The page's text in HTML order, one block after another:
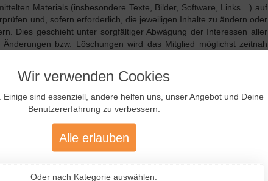
Materials (insbesondere Texte, Bilder, Software, Links…) auf
und, sofern erforderlich, die jeweiligen Inhalte zu ändern oder
Dies geschieht unter sorgfältiger Abwägung der Interessen aller
bzw. Löschungen wird das Mitglied möglichst zeitnah
Mitglied versichert, an allen von ihm zur Verfügung gestellten
Rechte (insbesondere Urheberrechte) zu besitzen. Zudem
Materials keine Rechte Dritter entgegenstehen.
(online stellen) oder deaktivieren. Dies geschieht unter
ausdrücklich nicht. Die IF behält sich vor, Anzeigenaufträge
oder teilweise nicht zu veröffentlichen oder wieder zu
Bestimmungen oder diese AGB verstößt. Eine Ablehnung eines
Wir verwenden Cookies
Einige sind essenziell, andere helfen uns, unser Angebot und Deine
Benutzererfahrung zu verbessern.
Alle erlauben
Oder nach Kategorie auswählen: